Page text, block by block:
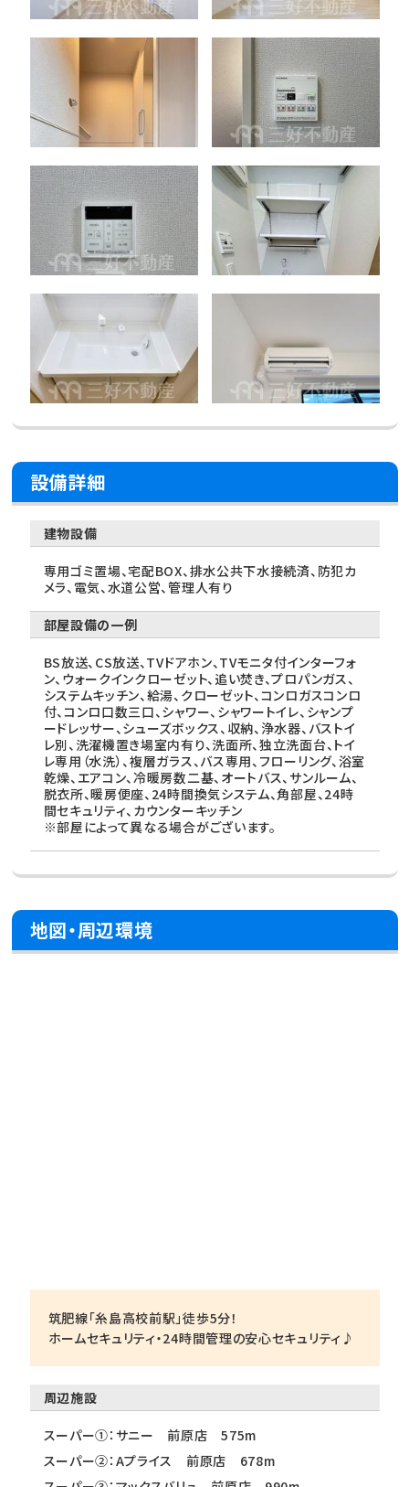
設備詳細
建物設備
専用ゴミ置場、宅配BOX、排水公共下水接続済、防犯カ
メラ、電気、水道公営、管理人有り
部屋設備の一例
BS放送、CS放送、TVドアホン、TVモニタ付インターフォ
ン、ウォークインクローゼット、追い焚き、プロパンガス、
システムキッチン、給湯、クローゼット、コンロガスコンロ
付、コンロ口数三口、シャワー、シャワートイレ、シャンプ
ードレッサー、シューズボックス、収納、浄水器、バストイ
レ別、洗濯機置き場室内有り、洗面所、独立洗面台、トイ
レ専用（水洗）、複層ガラス、バス専用、フローリング、浴室
乾燥、エアコン、冷暖房数二基、オートバス、サンルーム、
脱衣所、暖房便座、24時間換気システム、角部屋、24時
間セキュリティ、カウンターキッチン
※部屋によって異なる場合がございます。
地図・周辺環境
筑肥線「糸島高校前駅」徒歩5分！
ホームセキュリティ・24時間管理の安心セキュリティ♪
周辺施設
スーパー①：サニー 前原店 575m
スーパー②：Aプライス 前原店 678m